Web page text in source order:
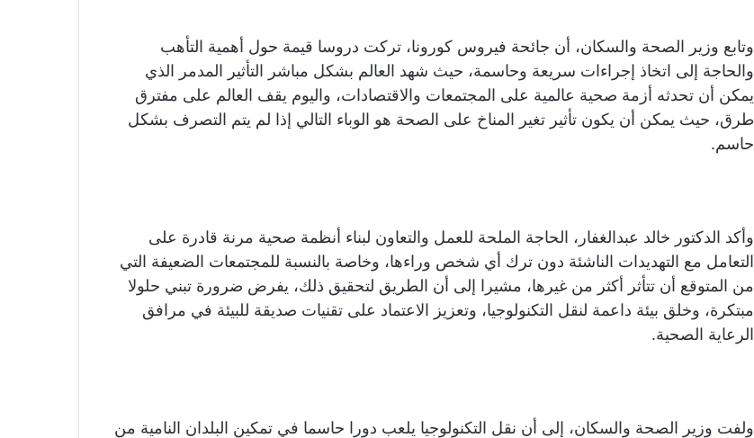
وتابع وزير الصحة والسكان، أن جائحة فيروس كورونا، تركت دروسا قيمة حول أهمية التأهب
والحاجة إلى اتخاذ إجراءات سريعة وحاسمة، حيث شهد العالم بشكل مباشر التأثير المدمر الذي
يمكن أن تحدثه أزمة صحية عالمية على المجتمعات والاقتصادات، واليوم يقف العالم على مفترق
طرق، حيث يمكن أن يكون تأثير تغير المناخ على الصحة هو الوباء التالي إذا لم يتم التصرف بشكل
حاسم.
وأكد الدكتور خالد عبدالغفار، الحاجة الملحة للعمل والتعاون لبناء أنظمة صحية مرنة قادرة على
التعامل مع التهديدات الناشئة دون ترك أي شخص وراءها، وخاصة بالنسبة للمجتمعات الضعيفة التي
من المتوقع أن تتأثر أكثر من غيرها، مشيرا إلى أن الطريق لتحقيق ذلك، يفرض ضرورة تبني حلولا
مبتكرة، وخلق بيئة داعمة لنقل التكنولوجيا، وتعزيز الاعتماد على تقنيات صديقة للبيئة في مرافق
الرعاية الصحية.
ولفت وزير الصحة والسكان، إلى أن نقل التكنولوجيا يلعب دورا حاسما في تمكين البلدان النامية من